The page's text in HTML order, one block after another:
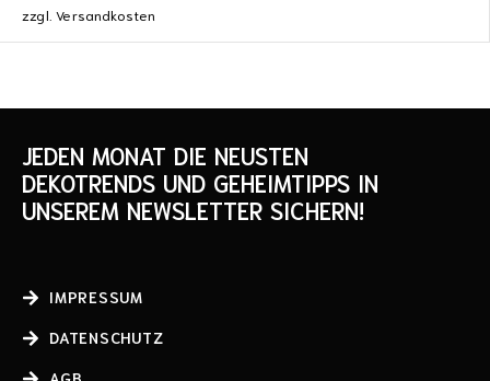
zzgl.Versandkosten
JEDEN MONAT DIE NEUSTEN
DEKOTRENDS UND GEHEIMTIPPS IN
UNSEREM NEWSLETTER SICHERN!
IMPRESSUM
DATENSCHUTZ